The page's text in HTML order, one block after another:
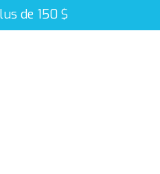
de 150 $